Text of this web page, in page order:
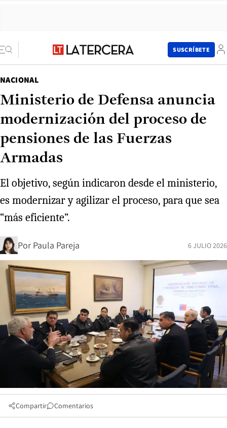
SUSCRÍBETE
NACIONAL
Ministerio de Defensa anuncia
modernización del proceso de
pensiones de las Fuerzas
Armadas
El objetivo, según indicaron desde el ministerio,
es modernizar y agilizar el proceso, para que sea
“más eficiente”.
Por Paula Pareja 6 JULIO 2026
Compartir Comentarios